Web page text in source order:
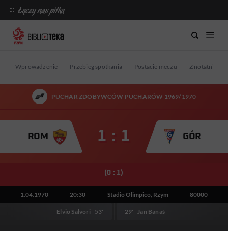
Wprowadzenie Przebieg spotkania Postacie meczu Z notatnika
PUCHAR ZDOBYWCÓW PUCHARÓW 1969/1970
ROM 1 : 1 GÓR
(0 : 1)
1.04.1970 20:30 Stadio Olimpico, Rzym 80000
Elvio Salvori 53' Jan Banaś
29'